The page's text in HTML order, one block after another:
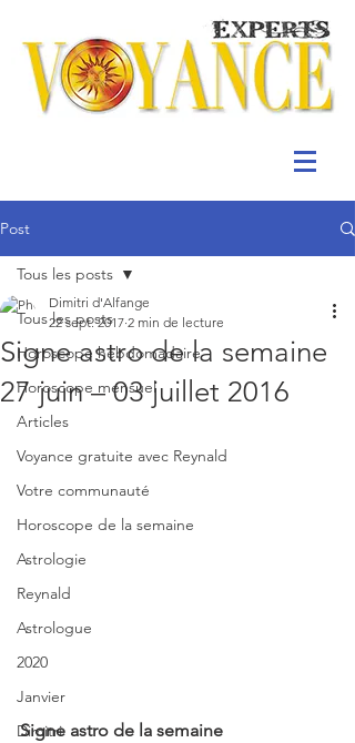
Post
Tous les posts
Horoscope hebdomadaire
Horoscope mensuel
Articles
Voyance gratuite avec Reynald
Votre communauté
Horoscope de la semaine
Astrologie
Reynald
Astrologue
2020
Janvier
Dimitri
Tous les posts
Signe astro de la semaine
27 juin – 03 juillet 2016
Dimitri d'Alfange
22 sept. 2017 2 min de lecture
Signe astro de la semaine